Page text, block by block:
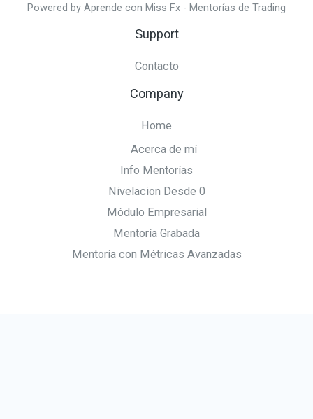
Powered by Aprende con Miss Fx - Mentorías de Trading
Support
Contacto
Company
Home
Acerca de mí
Info Mentorías
Nivelacion Desde 0
Módulo Empresarial
Mentoría Grabada
Mentoría con Métricas Avanzadas